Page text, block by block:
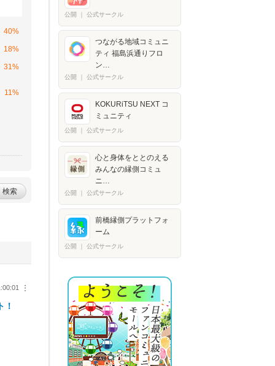
40%
18%
31%
11%
検索
︙
！
公開 公式サークル
つながる地域コミュニ
ティ 福島浜通りフロ
ン…
公開 公式サークル
KOKURiTSU NEXT コ
ミュニティ
公開 公式サークル
心と身体をととのえる
みんなの縁側コミュ
ニ…
公開 公式サークル
前橋縁側プラットフォ
ーム
公開 公式サークル